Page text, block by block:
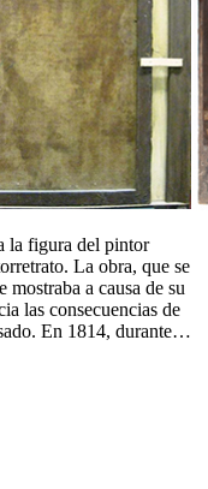
la figura del pintor
La obra, que se
mostraba a causa de su
las consecuencias de
En 1814, durante…